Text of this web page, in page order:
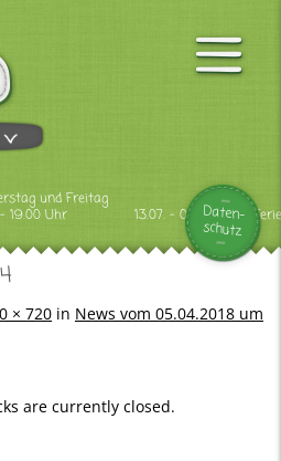
und Freitag
19.00 Uhr
13.07. - 09.08.2026
Daten-
schutz
× 720 in News vom 05.04.2018 um
are currently closed.